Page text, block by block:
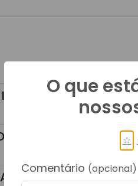
IL 004 2026
E TR IL 004
IL 004 2026
O que
☆
Comentário (opcional)